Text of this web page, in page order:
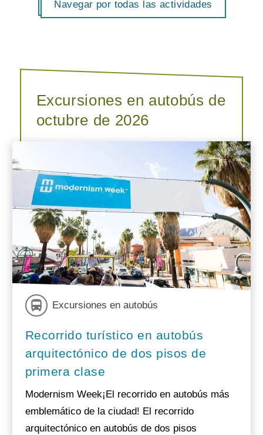
Navegar por todas las actividades
Excursiones en autobús de
octubre de 2026
Excursiones en autobús
Recorrido turístico en autobús
arquitectónico de dos pisos de
primera clase
Modernism Week¡El recorrido en autobús más
emblemático de la ciudad! El recorrido
arquitectónico en autobús de dos pisos